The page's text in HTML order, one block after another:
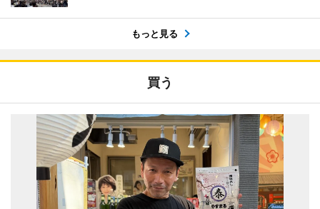
もっと見る
買う